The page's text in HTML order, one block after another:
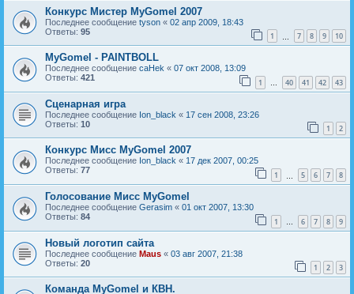
Конкурс Мистер MyGomel 2007
Последнее сообщение tyson « 02 апр 2009, 18:43
Ответы: 95 1 7 8 9 10
MyGomel - PAINTBOLL
Последнее сообщение caHek « 07 окт 2008, 13:09
Ответы: 421 1 … 40 41 42 43
Сценарная игра
Последнее сообщение Ion_black « 17 сен 2008, 23:26
Ответы: 10 1 2
Конкурс Мисс MyGomel 2007
Последнее сообщение Ion_black « 17 дек 2007, 00:25
Ответы: 77 1 5 6 7 8
Голосование Мисс MyGomel
Последнее сообщение Gerasim « 01 окт 2007, 13:30
Ответы: 84 1 … 6 7 8 9
Новый логотип сайта
Последнее сообщение Maus « 03 авг 2007, 21:38
Ответы: 20 1 2 3
Команда MyGomel и КВН.